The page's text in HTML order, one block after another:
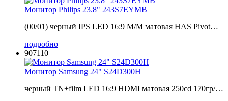
Монитор Philips 23.8" 243S7EYMB
(00/01) черный IPS LED 16:9 M/M матовая HAS Pivot…
подробно
907110
Монитор Samsung 24" S24D300H
черный TN+film LED 16:9 HDMI матовая 250cd 170гр/…